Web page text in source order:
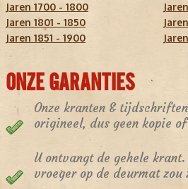
Jaren 1700 - 1800
Jaren 1801 - 1850
Jaren 1851 - 1900
ONZE GARANTIES
Onze kranten &
origineel, dus geen kopie
U ontvangt de gehele
vroeger op de deurmat